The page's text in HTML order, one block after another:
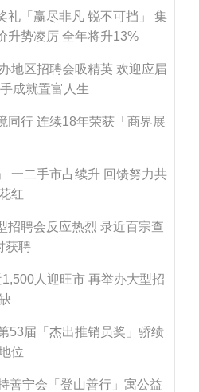
礼「赢尽非凡 锐不可挡」 集
升势凌厉 全年将升13%
地区招聘会吸精英 欢迎应届
成就置富人生
同行 连续18年荣获「商界展
一二手市占续升 回馈努力共
红
招聘会反应热烈 录近百宗查
获聘
人迎旺市 再举办大型招
53届「杰出推销员奖」骄绩
位
善宁会「登山善行」寓公益